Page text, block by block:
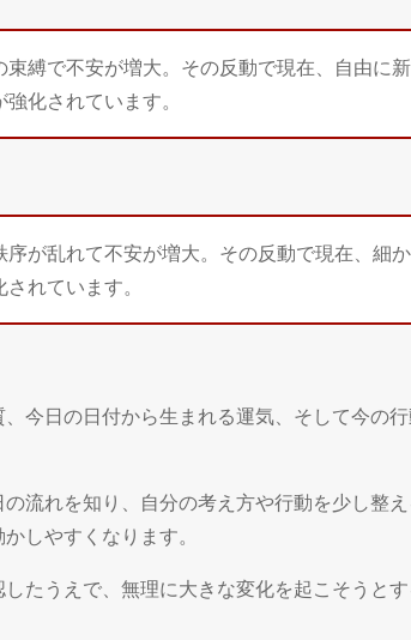
縛で不安が増大。その反動で現在、自由に
化されています。
が乱れて不安が増大。その反動で現在、細
れています。
今日の日付から生まれる運気、そして今の
流れを知り、自分の考え方や行動を少し整
しやすくなります。
たうえで、無理に大きな変化を起こそうと